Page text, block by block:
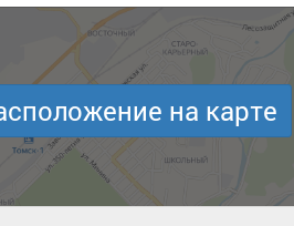
на карте